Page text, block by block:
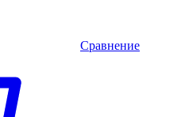
Сравнение